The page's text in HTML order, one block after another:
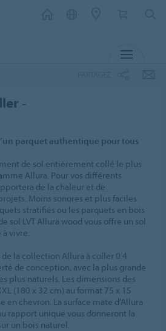
-
parquet authentique pour tous
de sol entièrement collé le plus
Allura. Pour vos différents
de la chaleur et de
Moins sonores et plus faciles
stratifiés ou les parquets en bois
sol LVT Allura wood vous offre un sol
à vivre.
de la collection Allura à coller 0.4
de conception, avec la plus grande
plus naturels. Les dimensions des
(180 x 32 cm) au format 75 x 15
en chevron. La surface mate d’Allura
rapport unique vous donneront la
un bois naturel.